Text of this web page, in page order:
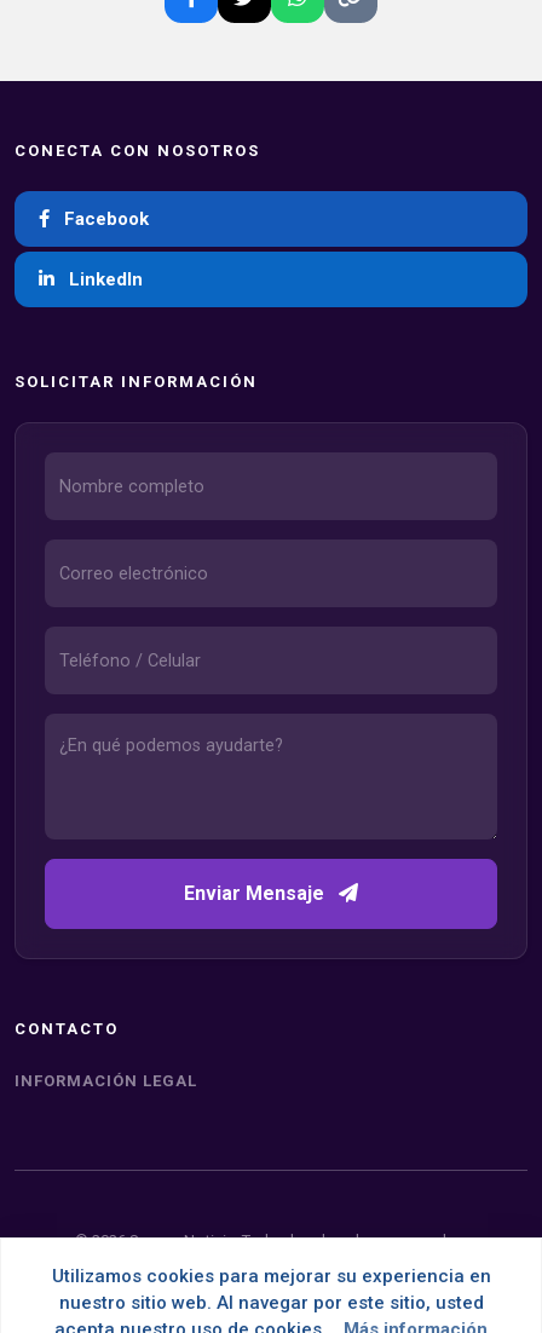
CONECTA CON NOSOTROS
Facebook
LinkedIn
SOLICITAR INFORMACIÓN
Enviar Mensaje
CONTACTO
INFORMACIÓN LEGAL
© 2026 Somos Noticia. Todos los derechos reservados.
Desarrollado con por OMNES
Utilizamos cookies para mejorar su experiencia en
nuestro sitio web. Al navegar por este sitio, usted